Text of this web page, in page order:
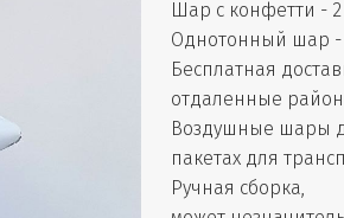
Шар с конфетти -
Однотонный шар -
Бесплатная
отдаленные
Воздушные шары
пакетах для
Ручная сборка,